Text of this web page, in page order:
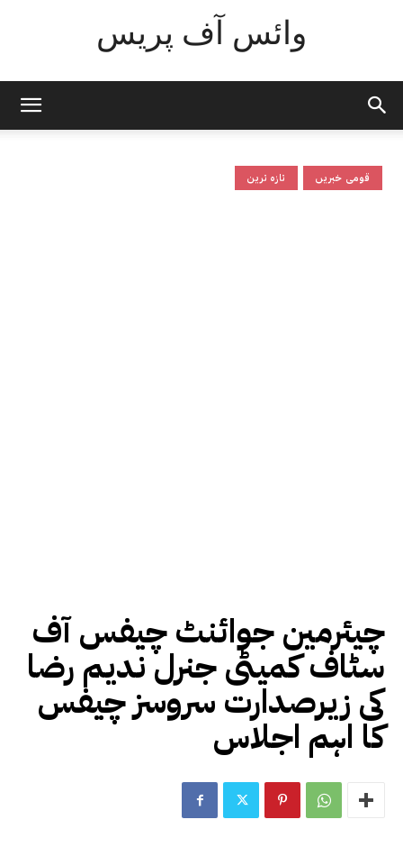
وائس آف پریس
تازہ ترین قومی خبریں
چیئرمین جوائنٹ چیفس آف
سٹاف کمیٹی جنرل ندیم رضا
کی زیرصدارت سروسز چیفس
کا اہم اجلاس